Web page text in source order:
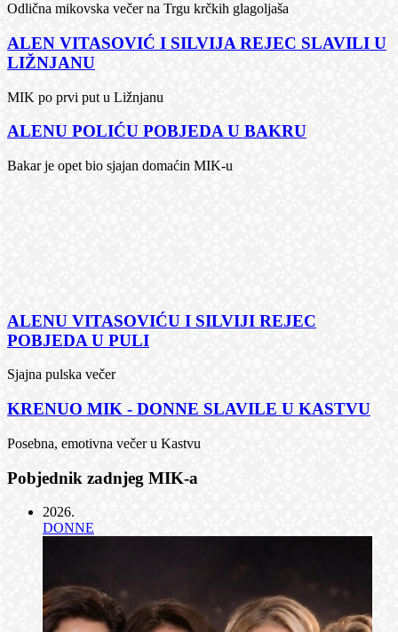
Odlična mikovska večer na Trgu krčkih glagoljaša
ALEN VITASOVIĆ I SILVIJA REJEC SLAVILI U
LIŽNJANU
MIK po prvi put u Ližnjanu
ALENU POLIĆU POBJEDA U BAKRU
Bakar je opet bio sjajan domaćin MIK-u
ALENU VITASOVIĆU I SILVIJI REJEC
POBJEDA U PULI
Sjajna pulska večer
KRENUO MIK - DONNE SLAVILE U KASTVU
Posebna, emotivna večer u Kastvu
Pobjednik zadnjeg MIK-a
2026.
DONNE